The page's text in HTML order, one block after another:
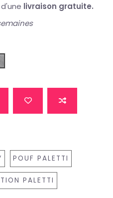
livraison gratuite.
Gray
Sahara
Fatboy-Rock-Grey
POUF PALETTI
PALETTI